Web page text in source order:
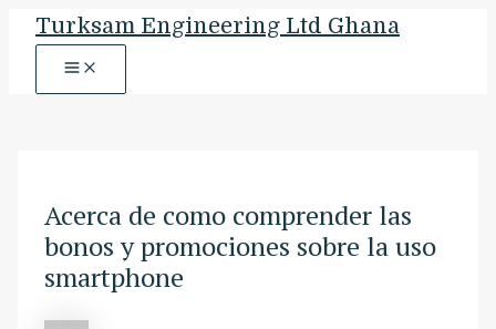
Turksam Engineering Ltd Ghana
MENU
Acerca de como comprender las
bonos y promociones sobre la uso
smartphone
navigation